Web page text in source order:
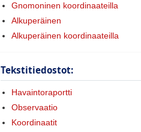
Gnomoninen koordinaateilla
Alkuperäinen
Alkuperäinen koordinaateilla
Tekstitiedostot:
Havaintoraportti
Observaatio
Koordinaatit